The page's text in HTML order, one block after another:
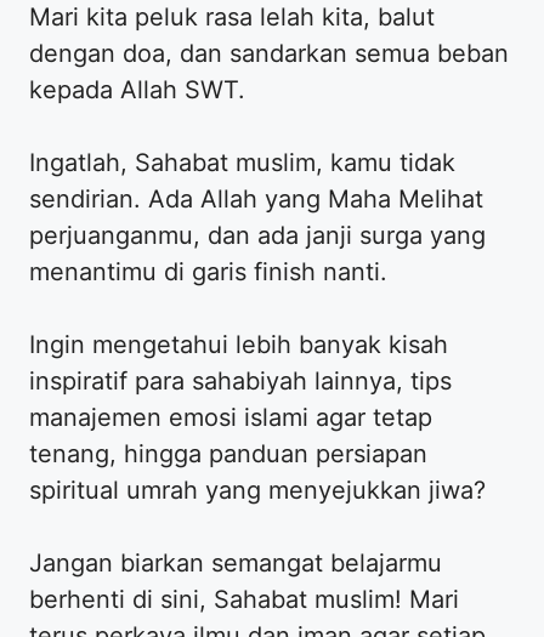
Mari kita peluk rasa lelah kita, balut
dengan doa, dan sandarkan semua beban
kepada Allah SWT.
​Ingatlah, Sahabat muslim, kamu tidak
sendirian. Ada Allah yang Maha Melihat
perjuanganmu, dan ada janji surga yang
menantimu di garis finish nanti.
​Ingin mengetahui lebih banyak kisah
inspiratif para sahabiyah lainnya, tips
manajemen emosi islami agar tetap
tenang, hingga panduan persiapan
spiritual umrah yang menyejukkan jiwa?
​Jangan biarkan semangat belajarmu
berhenti di sini, Sahabat muslim! Mari